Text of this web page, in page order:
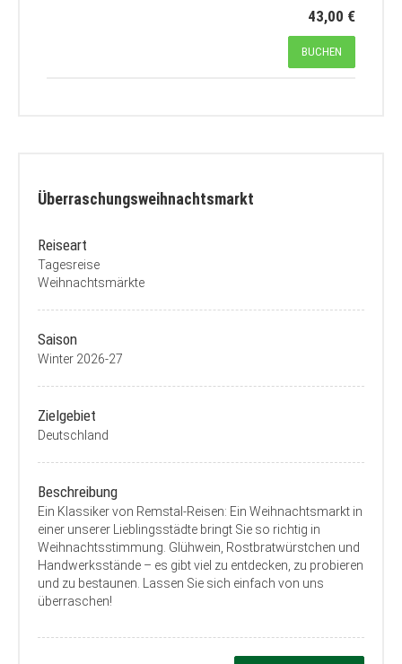
43,00 €
BUCHEN
Überraschungsweihnachtsmarkt
Reiseart
Tagesreise
Weihnachtsmärkte
Saison
Winter 2026-27
Zielgebiet
Deutschland
Beschreibung
Ein Klassiker von Remstal-Reisen: Ein Weihnachtsmarkt in
einer unserer Lieblingsstädte bringt Sie so richtig in
Weihnachtsstimmung. Glühwein, Rostbratwürstchen und
Handwerksstände – es gibt viel zu entdecken, zu probieren
und zu bestaunen. Lassen Sie sich einfach von uns
überraschen!